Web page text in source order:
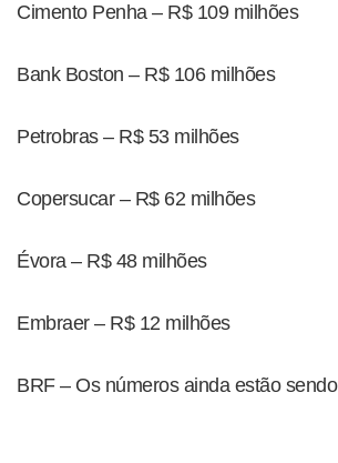
Cimento Penha – R$ 109 milhões
Bank Boston – R$ 106 milhões
Petrobras – R$ 53 milhões
Copersucar – R$ 62 milhões
Évora – R$ 48 milhões
Embraer – R$ 12 milhões
BRF – Os números ainda estão